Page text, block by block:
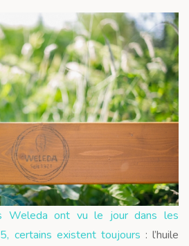
Weleda ont vu le jour dans les
certains existent toujours : l’huile